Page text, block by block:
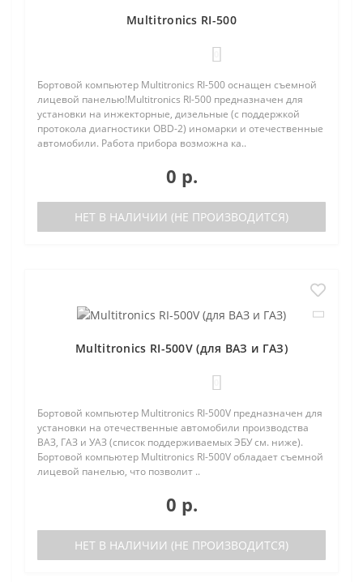
Multitronics RI-500
Бортовой компьютер Multitronics RI-500 оснащен съемной
лицевой панелью!Multitronics RI-500 предназначен для
установки на инжекторные, дизельные (с поддержкой
протокола диагностики OBD-2) иномарки и отечественные
автомобили. Работа прибора возможна ка..
0 р.
НЕТ В НАЛИЧИИ (НЕ ПРОИЗВОДИТСЯ)
Multitronics RI-500V (для ВАЗ и ГАЗ)
Бортовой компьютер Multitronics RI-500V предназначен для
установки на отечественные автомобили производства
ВАЗ, ГАЗ и УАЗ (список поддерживаемых ЭБУ см. ниже).
Бортовой компьютер Multitronics RI-500V обладает съемной
лицевой панелью, что позволит ..
0 р.
НЕТ В НАЛИЧИИ (НЕ ПРОИЗВОДИТСЯ)